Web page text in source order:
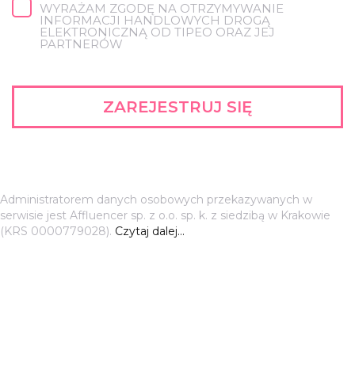
WYRAŻAM ZGODĘ NA OTRZYMYWANIE
INFORMACJI HANDLOWYCH DROGĄ
ELEKTRONICZNĄ OD TIPEO ORAZ JEJ
PARTNERÓW
ZAREJESTRUJ SIĘ
Administratorem danych osobowych przekazywanych w
serwisie jest Affluencer sp. z o.o. sp. k. z siedzibą w Krakowie
(KRS 0000779028). Czytaj dalej...